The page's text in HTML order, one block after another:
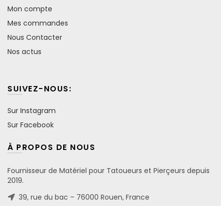
Mon compte
Mes commandes
Nous Contacter
Nos actus
SUIVEZ-NOUS:
Sur Instagram
Sur Facebook
À PROPOS DE NOUS
Fournisseur de Matériel pour Tatoueurs et Pierçeurs depuis
2019.
39, rue du bac – 76000 Rouen, France